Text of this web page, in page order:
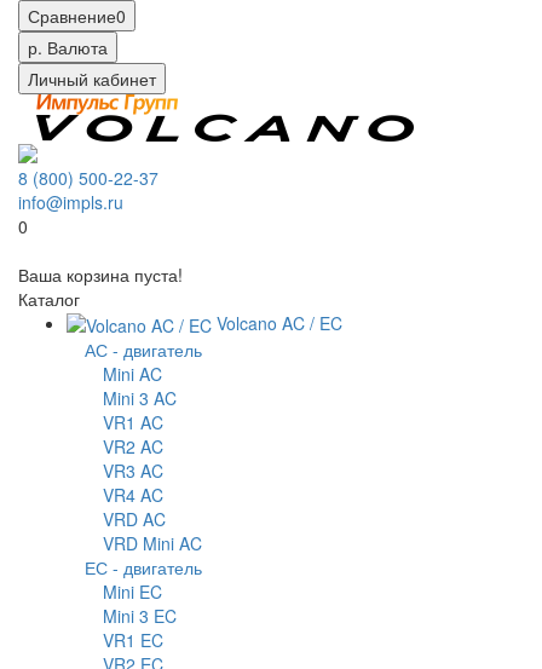
Сравнение0
р. Валюта
Личный кабинет
8 (800) 500-22-37
info@impls.ru
0
Ваша корзина пуста!
Каталог
Volcano AC / EC
АС - двигатель
Mini AC
Mini 3 AC
VR1 AC
VR2 AC
VR3 AC
VR4 AC
VRD AC
VRD Mini AC
ЕС - двигатель
Mini EC
Mini 3 EC
VR1 EC